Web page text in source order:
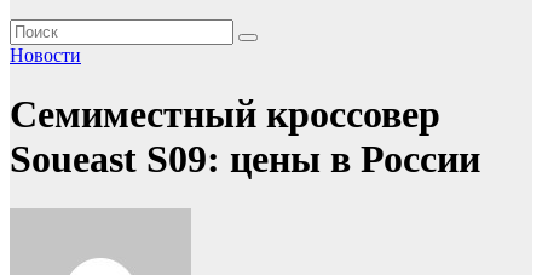
Новости
Семиместный кроссовер
Soueast S09: цены в России